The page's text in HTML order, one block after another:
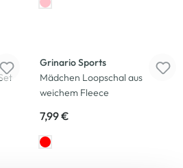
Grinario Sports
Mädchen Loopschal aus
weichem Fleece
7,99 €